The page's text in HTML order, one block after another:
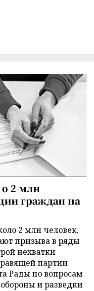
2 млн
граждан на
2 млн человек,
призыва в ряды
нехватки
партии
Рады по вопросам
и разведки